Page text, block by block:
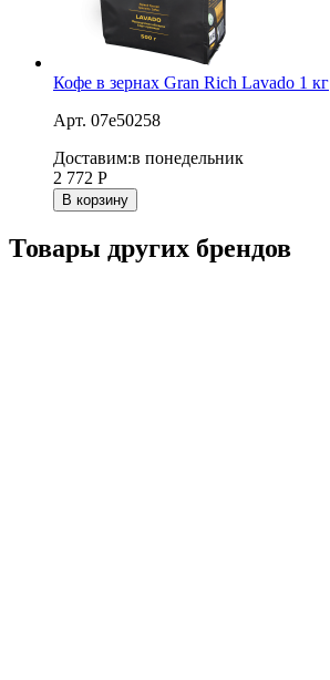
Кофе в зернах Gran Rich Lavado 1 кг
Арт. 07e50258
Доставим:в понедельник
2 772 Р
В корзину
Товары других брендов